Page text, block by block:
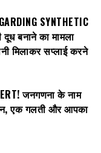
SYNTHETIC
बनाने का मामला
मिलाकर सप्लाई करने
जनगणना के नाम
एक गलती और आपका